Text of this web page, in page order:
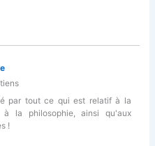
par tout ce qui est relatif à la
à la philosophie, ainsi qu'aux
!